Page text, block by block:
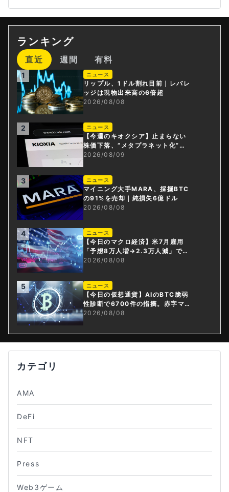
ランキング
直近 週間 有料
1 ニュース
リップル、1ドル割れ目前｜レバレ
ッジは現物出来高の6倍超
2026/08/08
2 ニュース
【今週のキオクシア】止まらない
株価下落、”メタプラネット化”の
指摘は本当？
2026/08/09
3 ニュース
マイニング大手MARA、採掘BTC
の91%を売却｜純損失6億ドル
2026/08/08
4 ニュース
【今日のマクロ経済】米7月雇用
「予想8万人増→2.3万人減」で利
上げ観測後退
2026/08/08
5 ニュース
【今日の仮想通貨】AIのBTC脆弱
性診断で6700件の指摘。赤字マイ
ニング企業はAIに賭ける
2026/08/08
カテゴリ
AMA
DeFi
NFT
Press
Web3ゲーム